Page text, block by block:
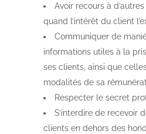
Avoir recours à
quand l’intérêt du client
Communiquer de
informations utiles à la
ses clients, ainsi que
modalités de sa
Respecter le secret
S’interdire de recevoir
clients en dehors des